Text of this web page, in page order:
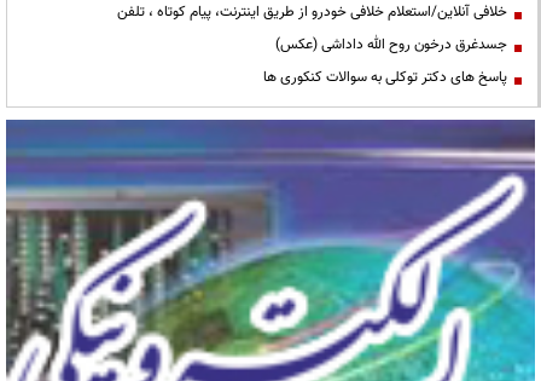
خلافی آنلاین/استعلام خلافی خودرو از طریق اینترنت، پیام کوتاه ، تلفن
جسدغرق درخون روح الله داداشی (عکس)
پاسخ های دکتر توکلی به سوالات کنکوری ها